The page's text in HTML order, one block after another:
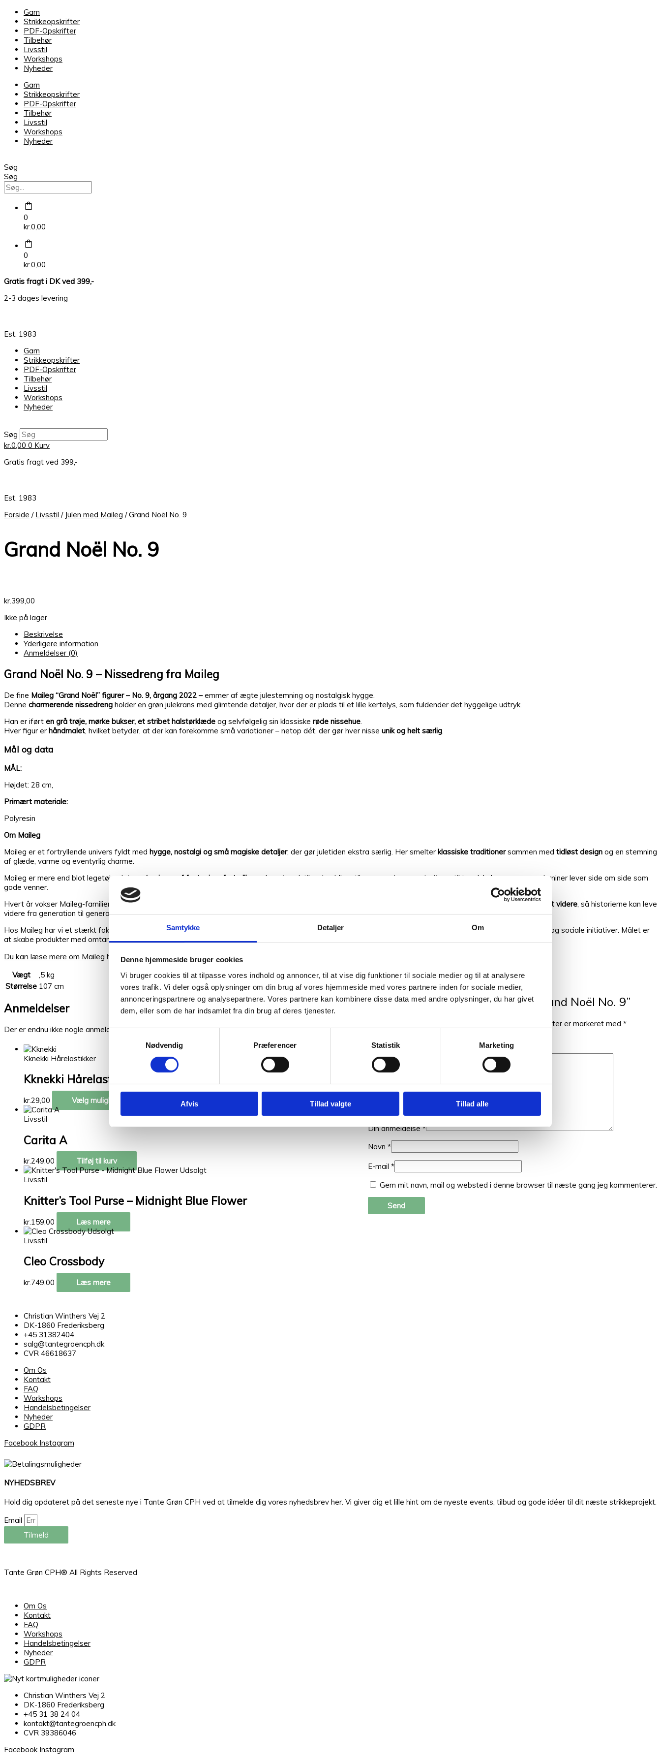
Samtykke Detaljer Om
Denne hjemmeside bruger cookies
Vi bruger cookies til at tilpasse vores indhold og annoncer, til at vise dig funktioner til sociale medier og til at analysere
vores trafik. Vi deler også oplysninger om din brug af vores hjemmeside med vores partnere inden for sociale medier,
annonceringspartnere og analysepartnere. Vores partnere kan kombinere disse data med andre oplysninger, du har givet
dem, eller som de har indsamlet fra din brug af deres tjenester.
Samtykkevalg
Nødvendig
Præferencer Statistik Marketing
Afvis Tillad valgte Tillad alle
Garn
Strikkeopskrifter
PDF-Opskrifter
Tilbehør
Livsstil
Workshops
Nyheder
Garn
Strikkeopskrifter
PDF-Opskrifter
Tilbehør
Livsstil
Workshops
Nyheder
Søg
Søg
0
kr.0,00
0
kr.0,00
Gratis fragt i DK ved 399,-
2-3 dages levering
Est. 1983
Garn
Strikkeopskrifter
PDF-Opskrifter
Tilbehør
Livsstil
Workshops
Nyheder
Søg
kr.0,00 0 Kurv
Gratis fragt ved 399,-
Est. 1983
Forside / Livsstil / Julen med Maileg / Grand Noël No. 9
Grand Noël No. 9
kr.399,00
Ikke på lager
Beskrivelse
Yderligere information
Anmeldelser (0)
Grand Noël No. 9 – Nissedreng fra Maileg
De fine Maileg “Grand Noël” figurer – No. 9, årgang 2022 –emmer af ægte julestemning og nostalgisk hygge.
Denne charmerende nissedreng holder en grøn julekrans med glimtende detaljer, hvor der er plads til et lille kertelys, som fuldender det hyggelige udtryk.
Han er iført en grå trøje, mørke bukser, et stribet halstørklæde og selvfølgelig sin klassiske røde nissehue
Hver figur er håndmalet , hvilket betyder, at der kan forekomme små variationer – netop dét, der gør hver nisse unik og helt særlig
Mål og data
MÅL:
Højdet: 28 cm,
Primært materiale:
Polyresin
Om Maileg
Maileg er et fortryllende univers fyldt med hygge, nostalgi og små magiske detaljer, der gør juletiden ekstra særlig. Her smelter klassiske traditionersammen med tidløst design og en stemning
af glæde, varme og eventyrlig charme.
Maileg er mere end blot legetøj – det er
et univers af fantasi og fortællinger
, hvor tændstikæsker bliver til senge, prinsesser inviterer til teselskaber, og mus og kaniner lever side om side som
gode venner.
Hvert år vokser Maileg-familien med nye, elskelige figurer, der indbyder til leg, samvær og traditioner. Kollektionerne er skabt til at blive
samlet, udbygget og givet videre, så historierne kan leve
videre fra generation til generation.
Hos Maileg har vi et stærkt fokus på
bæredygtighed og ansvarlighed
. Vi arbejder målrettet på at beskytte vores planet og dens ressourcer gennem miljøvenlige og sociale initiativer. Målet er
at skabe produkter med omtanke – så den magi, vi bringer til verden, også har en plads i fremtiden.
Du kan læse mere om Maileg her.
Vægt
,5 kg
Størrelse 107 cm
Anmeldelser
Der er endnu ikke nogle anmeldelser.
Vær den første til at anmelde “Grand Noël No. 9”
Krævede felter er markeret med *
Din bedømmelse
Din anmeldelse*
Navn *
E-mail *
Gem mit navn, mail og websted i denne browser til næste gang jeg kommenterer.
Kunder købte også
Relaterede varer
Kknekki Hårelastikker
Kknekki Hårelastikker
kr.29,00 Vælg muligheder
Livsstil
Carita A
kr.249,00
Tilføj til kurv
Udsolgt
Livsstil
Knitter’s Tool Purse – Midnight Blue Flower
kr. 159,00
Læs mere
Udsolgt
Livsstil
Cleo Crossbody
kr.749,00 Læs mere
Christian Winthers Vej 2
DK-1860 Frederiksberg
+45 31382404
salg@tantegroencph.dk
CVR 46618637
Om Os
Kontakt
FAQ
Workshops
Handelsbetingelser
Nyheder
GDPR
Facebook Instagram
NYHEDSBREV
Hold dig opdateret på det seneste nye i Tante Grøn CPH ved at tilmelde dig vores nyhedsbrev her. Vi giver dig et lille hint om de nyeste events, tilbud og gode idéer til dit næste strikkeprojekt.
Email
Tilmeld
Tante Grøn CPH® All Rights Reserved
Om Os
Kontakt
FAQ
Workshops
Handelsbetingelser
Nyheder
GDPR
Christian Winthers Vej 2
DK-1860 Frederiksberg
+45 31 38 24 04
kontakt@tantegroencph.dk
CVR 39386046
Facebook Instagram